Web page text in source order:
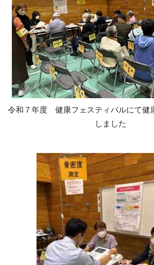
令和７年度 健康フェスティバルにて健
しました